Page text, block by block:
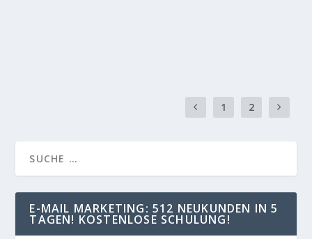
1 2
E-MAIL MARKETING: 512 NEUKUNDEN IN 5
TAGEN! KOSTENLOSE SCHULUNG!